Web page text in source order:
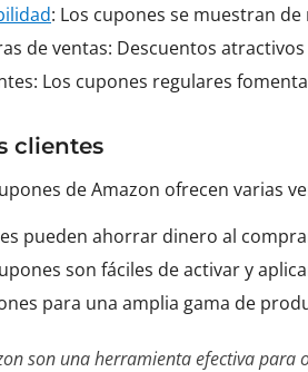
: Los cupones se muestran
de ventas: Descuentos
Los cupones regulares
clientes
de Amazon ofrecen varias
pueden ahorrar dinero al
son fáciles de activar y
para una amplia gama de
son una herramienta efectiva